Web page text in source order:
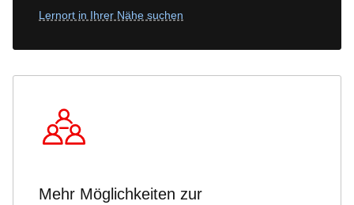
Lernort in Ihrer Nähe suchen
Mehr Möglichkeiten zur